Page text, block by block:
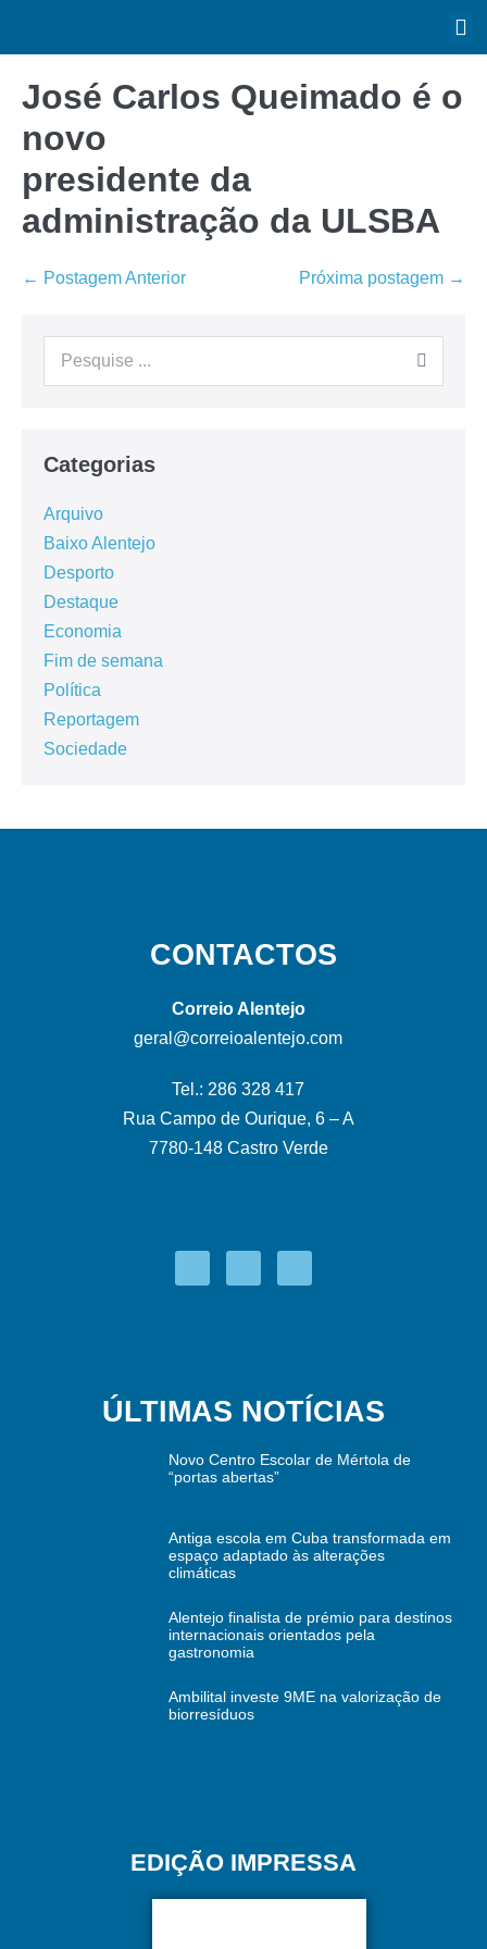
José Carlos Queimado é o
novo
presidente da
administração da ULSBA
← Postagem Anterior Próxima postagem →
Categorias
Arquivo
Baixo Alentejo
Desporto
Destaque
Economia
Fim de semana
Política
Reportagem
Sociedade
CONTACTOS
Correio Alentejo
geral@correioalentejo.com
Tel.: 286 328 417
Rua Campo de Ourique, 6 – A
7780-148 Castro Verde
ÚLTIMAS NOTÍCIAS
Novo Centro Escolar de Mértola de
“portas abertas”
Antiga escola em Cuba transformada em
espaço adaptado às alterações
climáticas
Alentejo finalista de prémio para destinos
internacionais orientados pela
gastronomia
Ambilital investe 9ME na valorização de
biorresíduos
EDIÇÃO IMPRESSA